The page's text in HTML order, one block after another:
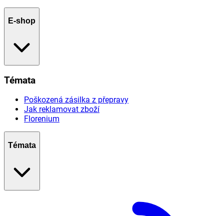
E-shop
Témata
Poškozená zásilka z přepravy
Jak reklamovat zboží
Florenium
Témata